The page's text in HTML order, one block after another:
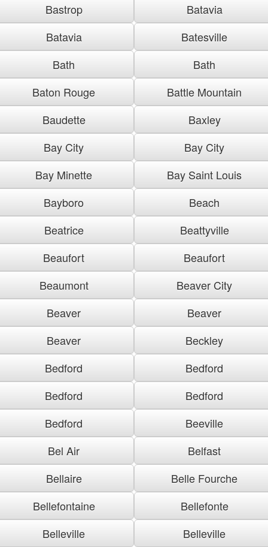
Bastrop
Batavia
Batavia
Batesville
Bath
Bath
Baton Rouge
Battle Mountain
Baudette
Baxley
Bay City
Bay City
Bay Minette
Bay Saint Louis
Bayboro
Beach
Beatrice
Beattyville
Beaufort
Beaufort
Beaumont
Beaver City
Beaver
Beaver
Beaver
Beckley
Bedford
Bedford
Bedford
Bedford
Bedford
Beeville
Bel Air
Belfast
Bellaire
Belle Fourche
Bellefontaine
Bellefonte
Belleville
Belleville